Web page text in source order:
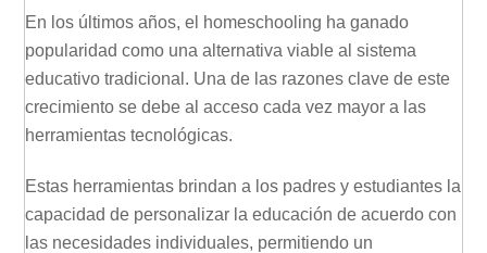
En los últimos años, el homeschooling ha ganado
popularidad como una alternativa viable al sistema
educativo tradicional. Una de las razones clave de este
crecimiento se debe al acceso cada vez mayor a las
herramientas tecnológicas.
Estas herramientas brindan a los padres y estudiantes la
capacidad de personalizar la educación de acuerdo con
las necesidades individuales, permitiendo un